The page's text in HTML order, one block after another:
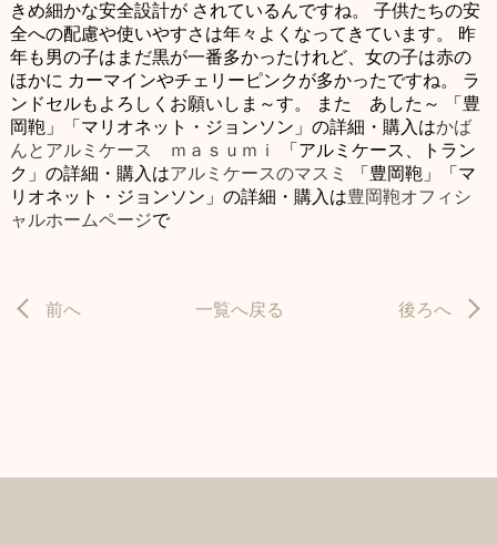
きめ細かな安全設計がされているんですね。
子供たちの安
全への配慮や使いやすさは年々よくなってきています。
昨
年も男の子はまだ黒が一番多かったけれど、女の子は赤の
ほかに カーマインやチェリーピンクが多かったですね。
ラ
ンドセルもよろしくお願いしま～す。
また あした～
「豊
岡鞄」「マリオネット・ジョンソン」の詳細・購入はかば
んとアルミケース ｍａｓｕｍｉ
「アルミケース、トラン
ク」の詳細・購入はアルミケースのマスミ
「豊岡鞄」「マ
リオネット・ジョンソン」の詳細・購入は豊岡鞄オフィシ
ャルホームページで
前へ 一覧へ戻る 後ろへ